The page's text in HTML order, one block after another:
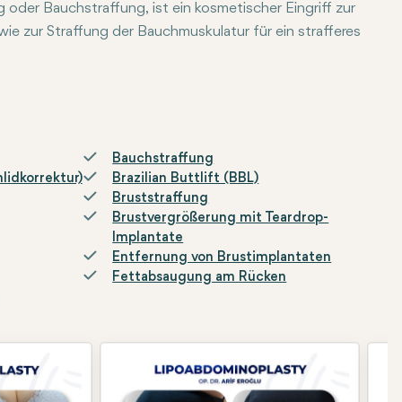
Bauchstraffung, ist ein kosmetischer Eingriff zur
zur Straffung der Bauchmuskulatur für ein strafferes
Bauchstraffung
Brazilian Buttlift (BBL)
Bruststraffung
Brustvergrößerung mit Teardrop-
Implantate
Entfernung von Brustimplantaten
Fettabsaugung am Rücken